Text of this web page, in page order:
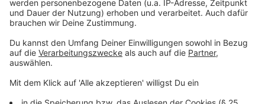
Anzeige
Merz' ambitionierte Agenda zeigt, dass er
entschlossen ist, schnell zu handeln und die
versprochenen Veränderungen umzusetzen. Die
kommenden Wochen werden entscheidend sein, um zu